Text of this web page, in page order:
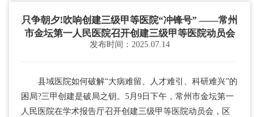
只争朝夕!吹响创建三级甲等医院“冲锋号” ——常州
市金坛第一人民医院召开创建三级甲等医院动员会
发布时间：2025.07.14
县域医院如何破解“大病难留、人才难引、科研难兴”的
困局?三甲创建是破局之钥。5月9日下午，常州市金坛第一
人民医院在学术报告厅召开创建三级甲等医院动员会，区